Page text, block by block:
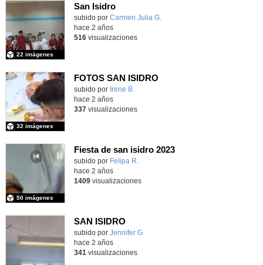
San Isidro
subido por Carmen Julia G.
22 imágenes
hace 2 años
516visualizaciones
FOTOS SAN ISIDRO
subido por Irene B.
32 imágenes
hace 2 años
337visualizaciones
Fiesta de san isidro 2023
subido por Felipa R.
50 imágenes
hace 2 años
1409visualizaciones
SAN ISIDRO
subido por Jennifer G.
hace 2 años
341 visualizaciones